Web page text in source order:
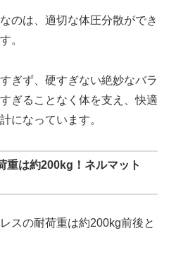
のは、適切な体圧分散ができ
。
ぎず、硬すぎない絶妙なバラ
ぎることなく体を支え、快適
になっています。
重は約200kg！ネルマット
スの耐荷重は約200kg前後と